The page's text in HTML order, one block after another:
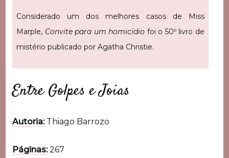
Considerado um dos melhores casos de Miss
Marple, Convite para um homicídio foi o 50º livro de
mistério publicado por Agatha Christie.
Entre Golpes e Joias
Autoria:Thiago Barrozo
Páginas:267